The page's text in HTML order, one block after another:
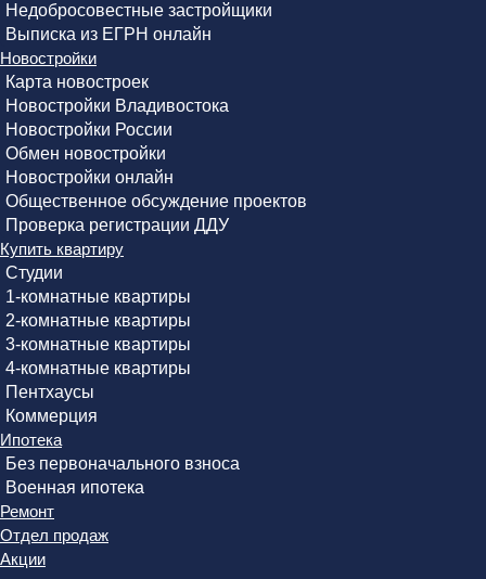
Недобросовестные застройщики
Выписка из ЕГРН онлайн
Новостройки
Карта новостроек
Новостройки Владивостока
Новостройки России
Обмен новостройки
Новостройки онлайн
Общественное обсуждение проектов
Проверка регистрации ДДУ
Купить квартиру
Студии
1-комнатные квартиры
2-комнатные квартиры
3-комнатные квартиры
4-комнатные квартиры
Пентхаусы
Коммерция
Ипотека
Без первоначального взноса
Военная ипотека
Ремонт
Отдел продаж
Акции